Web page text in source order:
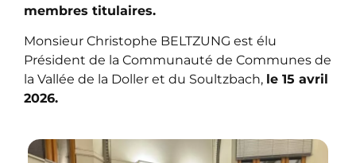
membres titulaires.
Monsieur Christophe BELTZUNG est élu
Président de la Communauté de Communes de
la Vallée de la Doller et du Soultzbach, le 15 avril
2026.